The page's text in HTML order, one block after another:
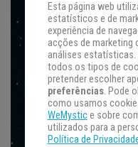
Esta página web
estatísticos e de
experiência de
acções de marketing
análises estatísticas.
todos os tipos de
pretender escolher
preferências. Pode
como usamos
WeMystice sobre
utilizados para a
Política de